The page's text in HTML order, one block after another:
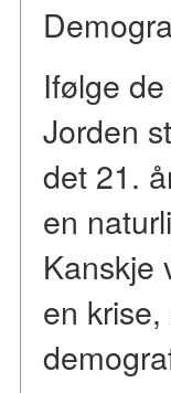
Ifølge
Jorden
det 21.
en
Kanskje
en